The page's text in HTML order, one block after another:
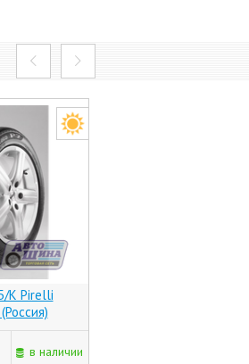
К Pirelli
в наличии